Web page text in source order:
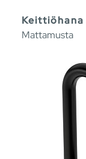
Mattamusta